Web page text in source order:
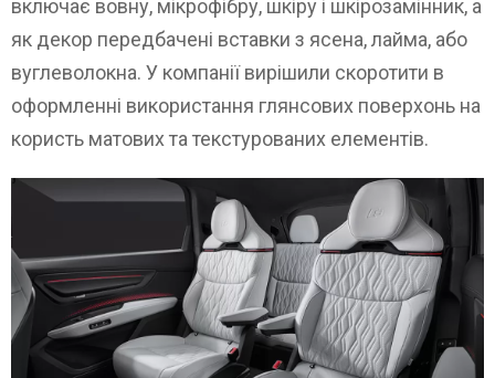
включає вовну, мікрофібру, шкіру і шкірозамінник, а
як декор передбачені вставки з ясена, лайма, або
вуглеволокна. У компанії вирішили скоротити в
оформленні використання глянсових поверхонь на
користь матових та текстурованих елементів.